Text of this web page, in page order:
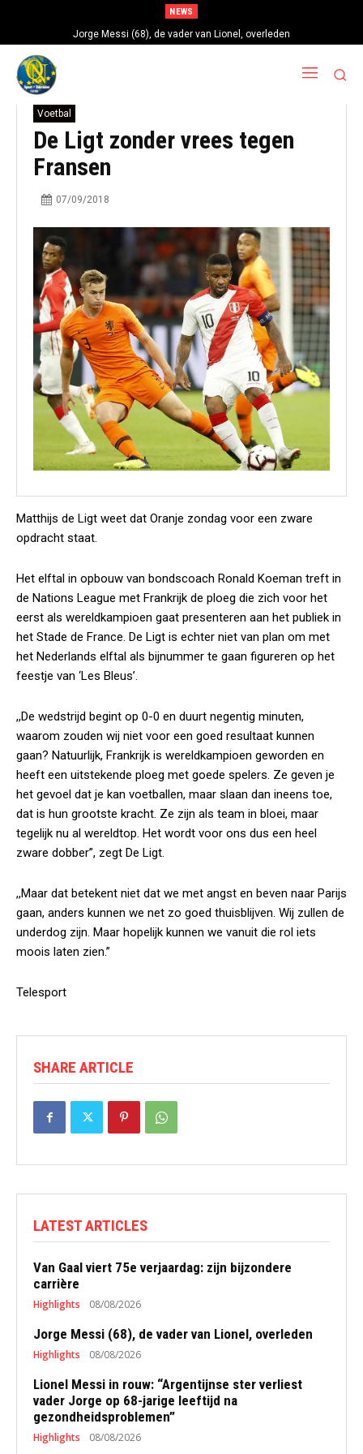
NEWS
Jorge Messi (68), de vader van Lionel, overleden
Voetbal
De Ligt zonder vrees tegen
Fransen
07/09/2018
Matthijs de Ligt weet dat Oranje zondag voor een zware
opdracht staat.
Het elftal in opbouw van bondscoach Ronald Koeman treft in
de Nations League met Frankrijk de ploeg die zich voor het
eerst als wereldkampioen gaat presenteren aan het publiek in
het Stade de France. De Ligt is echter niet van plan om met
het Nederlands elftal als bijnummer te gaan figureren op het
feestje van ‘Les Bleus’.
,,De wedstrijd begint op 0-0 en duurt negentig minuten,
waarom zouden wij niet voor een goed resultaat kunnen
gaan? Natuurlijk, Frankrijk is wereldkampioen geworden en
heeft een uitstekende ploeg met goede spelers. Ze geven je
het gevoel dat je kan voetballen, maar slaan dan ineens toe,
dat is hun grootste kracht. Ze zijn als team in bloei, maar
tegelijk nu al wereldtop. Het wordt voor ons dus een heel
zware dobber”, zegt De Ligt.
,,Maar dat betekent niet dat we met angst en beven naar Parijs
gaan, anders kunnen we net zo goed thuisblijven. Wij zullen de
underdog zijn. Maar hopelijk kunnen we vanuit die rol iets
moois laten zien.”
Telesport
SHARE ARTICLE
LATEST ARTICLES
Van Gaal viert 75e verjaardag: zijn bijzondere
carrière
Highlights 08/08/2026
Jorge Messi (68), de vader van Lionel, overleden
Highlights 08/08/2026
Lionel Messi in rouw: “Argentijnse ster verliest
vader Jorge op 68-jarige leeftijd na
gezondheidsproblemen”
Highlights 08/08/2026